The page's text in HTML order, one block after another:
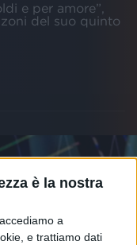
è la nostra
a
e trattiamo dati
e per amore”,
del suo quinto